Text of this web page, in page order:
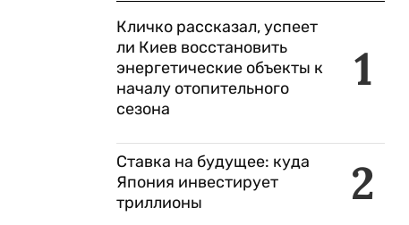
1
Кличко рассказал, успеет
ли Киев восстановить
энергетические объекты к
началу отопительного
сезона
2
Ставка на будущее: куда
Япония инвестирует
триллионы